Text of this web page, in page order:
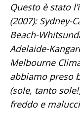
Questo è stato l’itinerario di 22 giorni in agosto
(2007): Sydney-
Beach-
Adelaide-
Melbourne
abbiamo preso
(sole, tanto
freddo e